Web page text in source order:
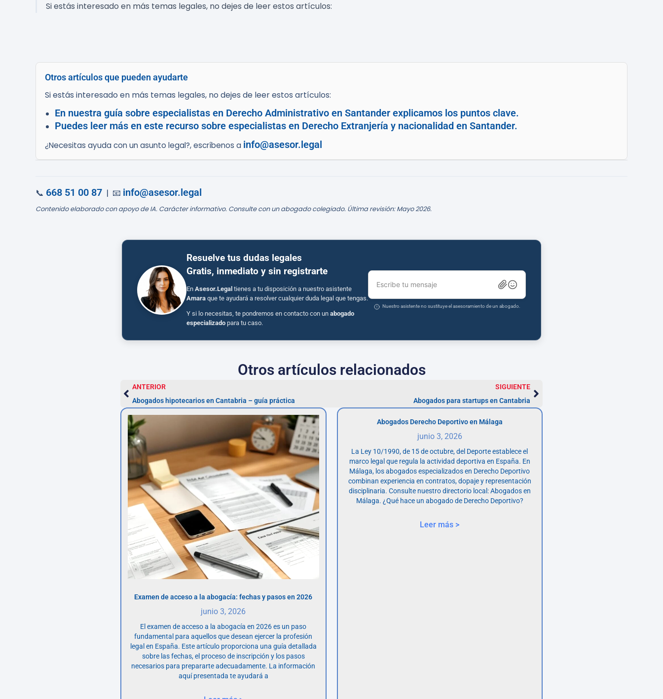
Si estás interesado en más temas legales, no dejes de leer estos artículos:
Otros artículos que pueden ayudarte
Si estás interesado en más temas legales, no dejes de leer estos artículos:
En nuestra guía sobre especialistas en Derecho Administrativo en Santander explicamos los puntos clave.
Puedes leer más en este recurso sobre especialistas en Derecho Extranjería y nacionalidad en Santander.
¿Necesitas ayuda con un asunto legal?, escríbenos a info@asesor.legal
📞 668 51 00 87 | 📧 info@asesor.legal
Contenido elaborado con apoyo de IA. Carácter informativo. Consulte con un abogado colegiado. Última revisión: Mayo 2026.
Resuelve tus dudas legales
Gratis, inmediato y sin registrarte
En Asesor.Legal tienes a tu disposición a nuestro asistente
Amara que te ayudará a resolver cualquier duda legal que tengas.
Y si lo necesitas, te pondremos en contacto con un abogado
especializado para tu caso.
Escribe tu mensaje
Nuestro asistente no sustituye el asesoramiento de un abogado.
Otros artículos relacionados
ANTERIOR
Abogados hipotecarios en Cantabria – guía práctica
SIGUIENTE
Abogados para startups en Cantabria
Examen de acceso a la abogacía: fechas y pasos en 2026
junio 3, 2026
El examen de acceso a la abogacía en 2026 es un paso
fundamental para aquellos que desean ejercer la profesión
legal en España. Este artículo proporciona una guía detallada
sobre las fechas, el proceso de inscripción y los pasos
necesarios para prepararte adecuadamente. La información
aquí presentada te ayudará a
Abogados Derecho Deportivo en Málaga
junio 3, 2026
La Ley 10/1990, de 15 de octubre, del Deporte establece el
marco legal que regula la actividad deportiva en España. En
Málaga, los abogados especializados en Derecho Deportivo
combinan experiencia en contratos, dopaje y representación
disciplinaria. Consulte nuestro directorio local: Abogados en
Málaga. ¿Qué hace un abogado de Derecho Deportivo?
Leer más >